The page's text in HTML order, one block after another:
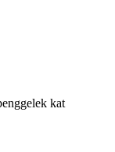
kat